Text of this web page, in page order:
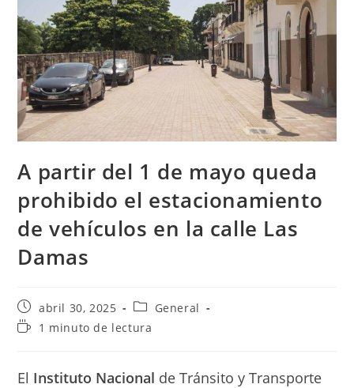
A partir del 1 de mayo queda
prohibido el estacionamiento
de vehículos en la calle Las
Damas
Publicación
de
la
abril 30, 2025
Categoría
la
General
Tiempo1 minuto de lectura
El Instituto Nacional de Tránsito y Transporte